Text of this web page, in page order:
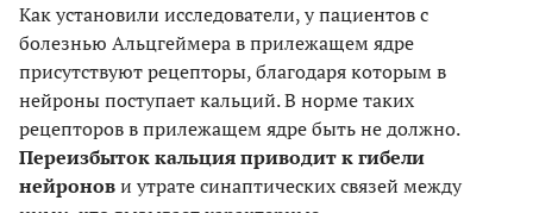
Как установили исследователи, у пациентов с
болезнью Альцгеймера в прилежащем ядре
присутствуют рецепторы, благодаря которым в
нейроны поступает кальций. В норме таких
рецепторов в прилежащем ядре быть не должно.
Переизбыток кальция приводит к гибели
нейронови утрате синаптических связей между